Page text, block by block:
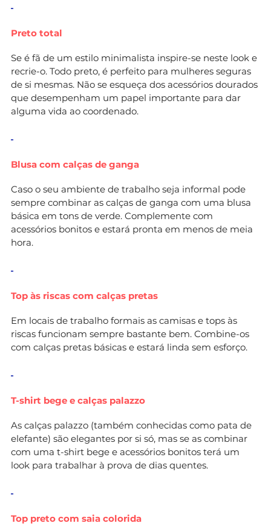
Preto total
Se é fã de um estilo minimalista inspire-se neste look e
recrie-o. Todo preto, é perfeito para mulheres seguras
de si mesmas. Não se esqueça dos acessórios dourados
que desempenham um papel importante para dar
alguma vida ao coordenado.
Blusa com calças de ganga
Caso o seu ambiente de trabalho seja informal pode
sempre combinar as calças de ganga com uma blusa
básica em tons de verde. Complemente com
acessórios bonitos e estará pronta em menos de meia
hora.
Top às riscas com calças pretas
Em locais de trabalho formais as camisas e tops às
riscas funcionam sempre bastante bem. Combine-os
com calças pretas básicas e estará linda sem esforço.
T-shirt bege e calças palazzo
As calças palazzo (também conhecidas como pata de
elefante) são elegantes por si só, mas se as combinar
com uma t-shirt bege e acessórios bonitos terá um
look para trabalhar à prova de dias quentes.
Top preto com saia colorida